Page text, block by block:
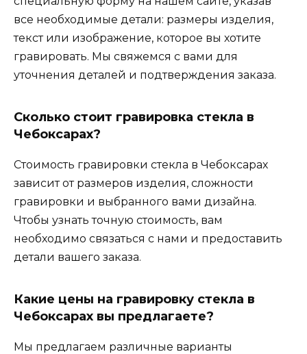
все необходимые детали: размеры изделия,
текст или изображение, которое вы хотите
гравировать. Мы свяжемся с вами для
уточнения деталей и подтверждения заказа.
Сколько стоит гравировка стекла в
Чебоксарах?
Стоимость гравировки стекла в Чебоксарах
зависит от размеров изделия, сложности
гравировки и выбранного вами дизайна.
Чтобы узнать точную стоимость, вам
необходимо связаться с нами и предоставить
детали вашего заказа.
Какие цены на гравировку стекла в
Чебоксарах вы предлагаете?
Мы предлагаем различные варианты